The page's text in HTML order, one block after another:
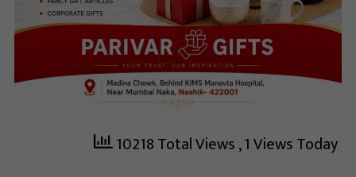
10218 Total Views, 1 Views Today